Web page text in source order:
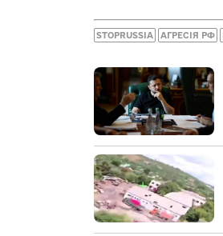
STOPRUSSIA АГРЕСІЯ РФ